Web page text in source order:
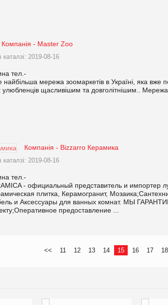
Компанія - Master Zoo
каталзі: 2019-08-16
тел.-
мережа зоомаркетів в Україні, яка вже
щасливішим та довголітнішим..
Компанія - Bizzarrо Керамика
каталзі: 2019-08-16
тел.-
- официальный представитель и импортер
плитка, Керамогранит,
и Аксессуары для ванных комнат. МЫ
предоставление ...
<< 11 12 13 14 15 16 17 18